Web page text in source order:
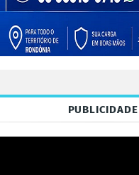
PUBLICIDADE